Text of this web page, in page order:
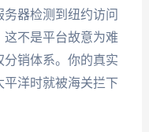
器检测到纽约访问
不是平台故意为难
销体系。你的真实
洋时就被海关拦下